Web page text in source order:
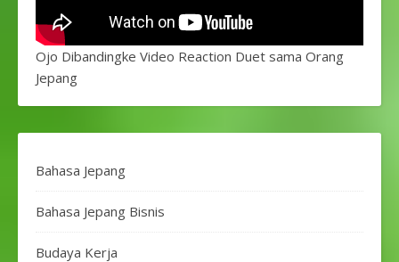
Ojo Dibandingke Video Reaction Duet sama Orang
Jepang
Bahasa Jepang
Bahasa Jepang Bisnis
Budaya Kerja